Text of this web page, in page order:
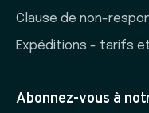
Clause de non-
Expéditions - tarifs
Abonnez-vous à